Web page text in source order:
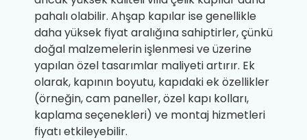
pahalı olabilir. Ahşap kapılar ise genellikle
daha yüksek fiyat aralığına sahiptirler, çünkü
doğal malzemelerin işlenmesi ve üzerine
yapılan özel tasarımlar maliyeti artırır. Ek
olarak, kapının boyutu, kapıdaki ek özellikler
(örneğin, cam paneller, özel kapı kolları,
kaplama seçenekleri) ve montaj hizmetleri
fiyatı etkileyebilir.